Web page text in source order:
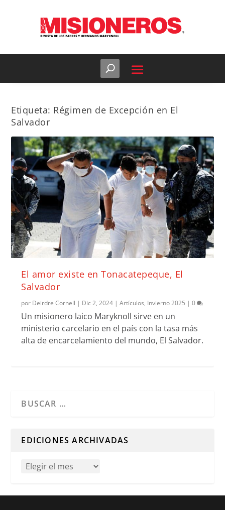
Etiqueta: Régimen de Excepción en El
Salvador
El amor existe en Tonacatepeque, El
Salvador
por Deirdre Cornell | Dic 2, 2024 |Artículos, Invierno 2025 |0
Un misionero laico Maryknoll sirve en un
ministerio carcelario en el país con la tasa más
alta de encarcelamiento del mundo, El Salvador.
EDICIONES ARCHIVADAS